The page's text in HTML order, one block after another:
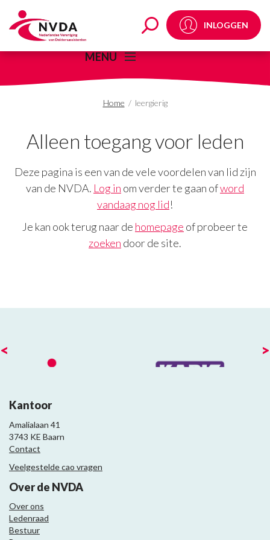
leergierig Archives -
INLOGGEN
MENU
Home / leergierig
Alleen toegang voor leden
Deze pagina is een van de vele voordelen van lid zijn
van de NVDA. Log in om verder te gaan ofword
vandaag nog lid!
Je kan ook terug naar de homepage of probeer te
zoeken door de site.
< >
Kantoor
Amalialaan 41
3743 KE Baarn
Contact
Veelgestelde cao vragen
Over de NVDA
Over ons
Ledenraad
Bestuur